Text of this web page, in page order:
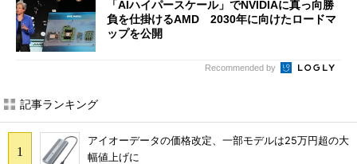
「AIハイパースケール」でNVIDIAに真っ向勝
負を仕掛けるAMD 2030年に向けたロードマ
ップを公開
Recommended by
記事ランキング
アイオーデータの価格改定、一部モデルは25万円超の大
幅値上げに